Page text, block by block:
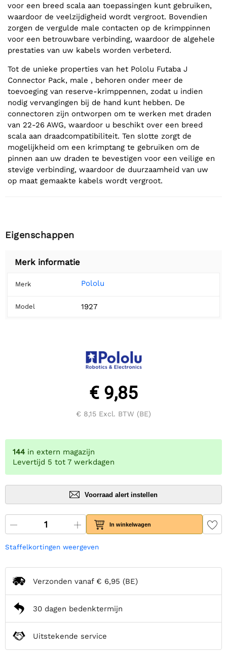
voor een breed scala aan toepassingen kunt gebruiken,
waardoor de veelzijdigheid wordt vergroot. Bovendien
zorgen de vergulde male contacten op de krimppinnen
voor een betrouwbare verbinding, waardoor de algehele
prestaties van uw kabels worden verbeterd.
Tot de unieke properties van het Pololu Futaba J
Connector Pack, male , behoren onder meer de
toevoeging van reserve-krimppennen, zodat u indien
nodig vervangingen bij de hand kunt hebben. De
connectoren zijn ontworpen om te werken met draden
van 22-26 AWG, waardoor u beschikt over een breed
scala aan draadcompatibiliteit. Ten slotte zorgt de
mogelijkheid om een krimptang te gebruiken om de
pinnen aan uw draden te bevestigen voor een veilige en
stevige verbinding, waardoor de duurzaamheid van uw
op maat gemaakte kabels wordt vergroot.
Eigenschappen
Merk informatie
Merk Pololu
Model 1927
€ 9,85
€ 8,15 Excl. BTW (BE)
144 in extern magazijn
Levertijd 5 tot 7 werkdagen
Voorraad alert instellen
In winkelwagen
Staffelkortingen weergeven
Verzonden vanaf € 6,95 (BE)
30 dagen bedenktermijn
Uitstekende service